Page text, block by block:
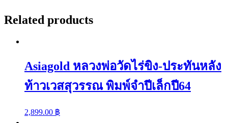
คั่น
ขาว)
quantity
Related products
Asiagold หลวงพ่อวัดไร่ขิง-ประทันหลัง
ท้าวเวสสุวรรณ พิมพ์จำปีเล็กปี64
2,899.00 ฿